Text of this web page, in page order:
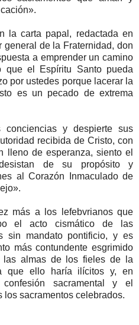
carta papal, redactada en
de la Fraternidad, don
a emprender un camino
que el Espíritu Santo pueda
por ustedes porque lacerar la
es un pecado de extrema
y despierte sus
recibida de Cristo, con
lleno de esperanza, siento el
de su propósito y
al Corazón Inmaculado de
más a los lefebvrianos que
el acto cismático de las
sin mandato pontificio, y es
más contundente esgrimido
almas de los fieles de la
que ello haría ilícitos y, en
sacramental y el
sacramentos celebrados.